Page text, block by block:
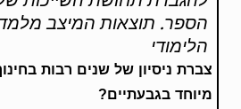
הספר. תוצאות המיצב
הלימודי
צברת ניסיון של שנים רבות
מיוחד בגבעתיים?